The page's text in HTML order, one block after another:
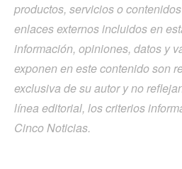
productos, servicios o
enlaces externos incluidos en
información, opiniones, datos y
exponen en este contenido son
exclusiva de su autor y no
línea editorial, los criterios
Cinco Noticias.